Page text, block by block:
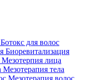
Ботокс для волос
Биоревитализация
Мезотерпия лица
Мезотерапия тела
Мезотерапия волос